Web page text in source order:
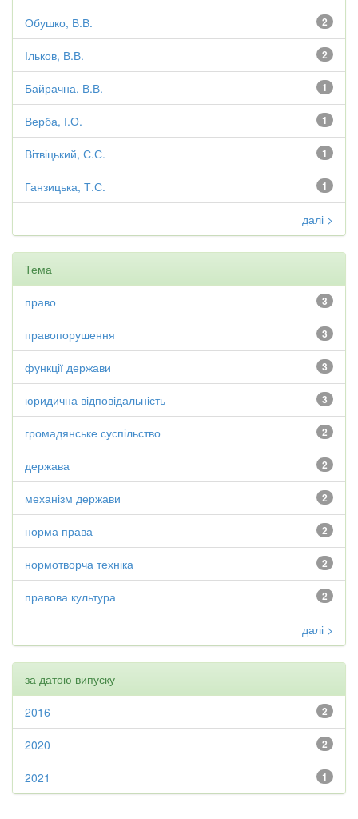
2
Обушко, В.В.
2
Ільков, В.В.
1
Байрачна, В.В.
1
Верба, І.О.
1
Вітвіцький, С.С.
1
Ганзицька, Т.С.
далі >
Тема
3
право
3
правопорушення
3
функції держави
3
юридична відповідальність
2
громадянське суспільство
2
держава
2
механізм держави
2
норма права
2
нормотворча техніка
2
правова культура
далі >
за датою випуску
2
2016
2
2020
1
2021